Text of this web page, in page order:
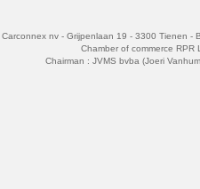
Carconnex nv - Grijpenlaan 19 - 3300 Tienen -
Chamber of commerce RPR
Chairman : JVMS bvba (Joeri